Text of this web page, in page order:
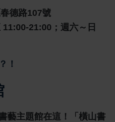
德路107號
21:00；週六～日
！
藝主題館在這！「橫山書